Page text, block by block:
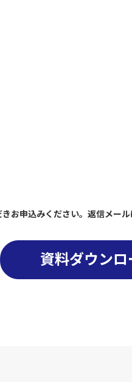
お申込みください。返信メー
資料ダウン